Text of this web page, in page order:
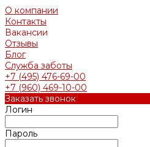
О компании
Контакты
Вакансии
Отзывы
Блог
Служба заботы
+7 (495) 476-69-00
+7 (960) 469-10-00
Заказать звонок
Логин
Пароль